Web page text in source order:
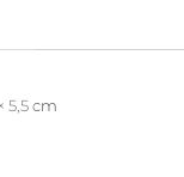
5,5 cm